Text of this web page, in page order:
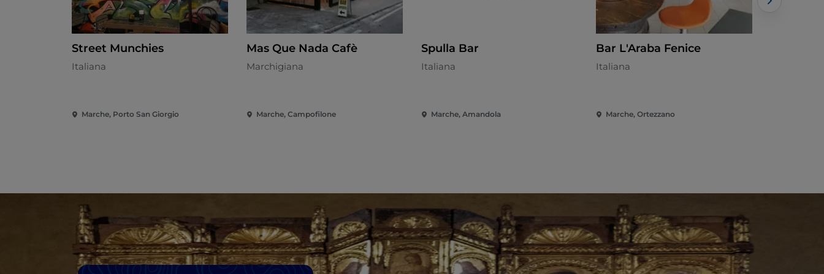
Street Munchies
Italiana
Marche, Porto San Giorgio
Mas Que Nada Cafè
Marchigiana
Marche, Campofilone
Spulla Bar
Italiana
Marche, Amandola
Bar L'Araba Fenice
Italiana
Marche, Ortezzano